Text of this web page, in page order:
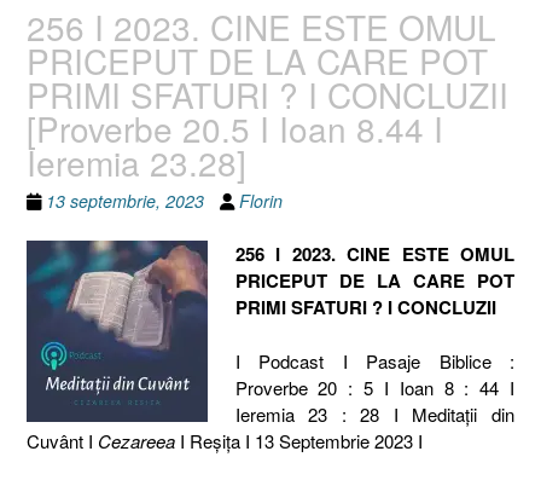
256 I 2023. CINE ESTE OMUL
PRICEPUT DE LA CARE POT
PRIMI SFATURI ? I CONCLUZII
[Proverbe 20.5 I Ioan 8.44 I
Ieremia 23.28]
13 septembrie, 2023 Florin
256 I 2023. CINE ESTE OMUL
PRICEPUT DE LA CARE POT
PRIMI SFATURI ? I CONCLUZII
I Podcast I Pasaje Biblice :
Proverbe 20 : 5 I Ioan 8 : 44 I
Ieremia 23 : 28 I Meditaţii din
Cuvânt I Cezareea I Reşiţa I 13 Septembrie 2023 I